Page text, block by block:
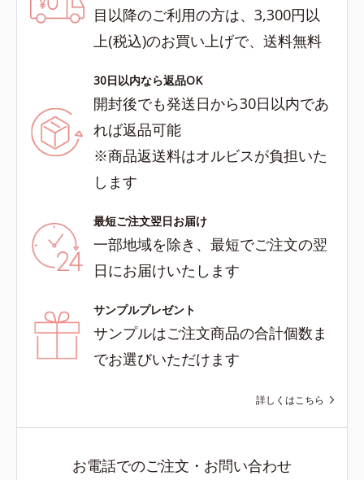
目以降のご利用の方は、3,300円以
上(税込)のお買い上げで、送料無料
30日以内なら返品OK
開封後でも発送日から30日以内であ
れば返品可能
※商品返送料はオルビスが負担いた
します
最短ご注文翌日お届け
一部地域を除き、最短でご注文の翌
日にお届けいたします
サンプルプレゼント
サンプルはご注文商品の合計個数ま
でお選びいただけます
詳しくはこちら
お電話でのご注文・お問い合わせ